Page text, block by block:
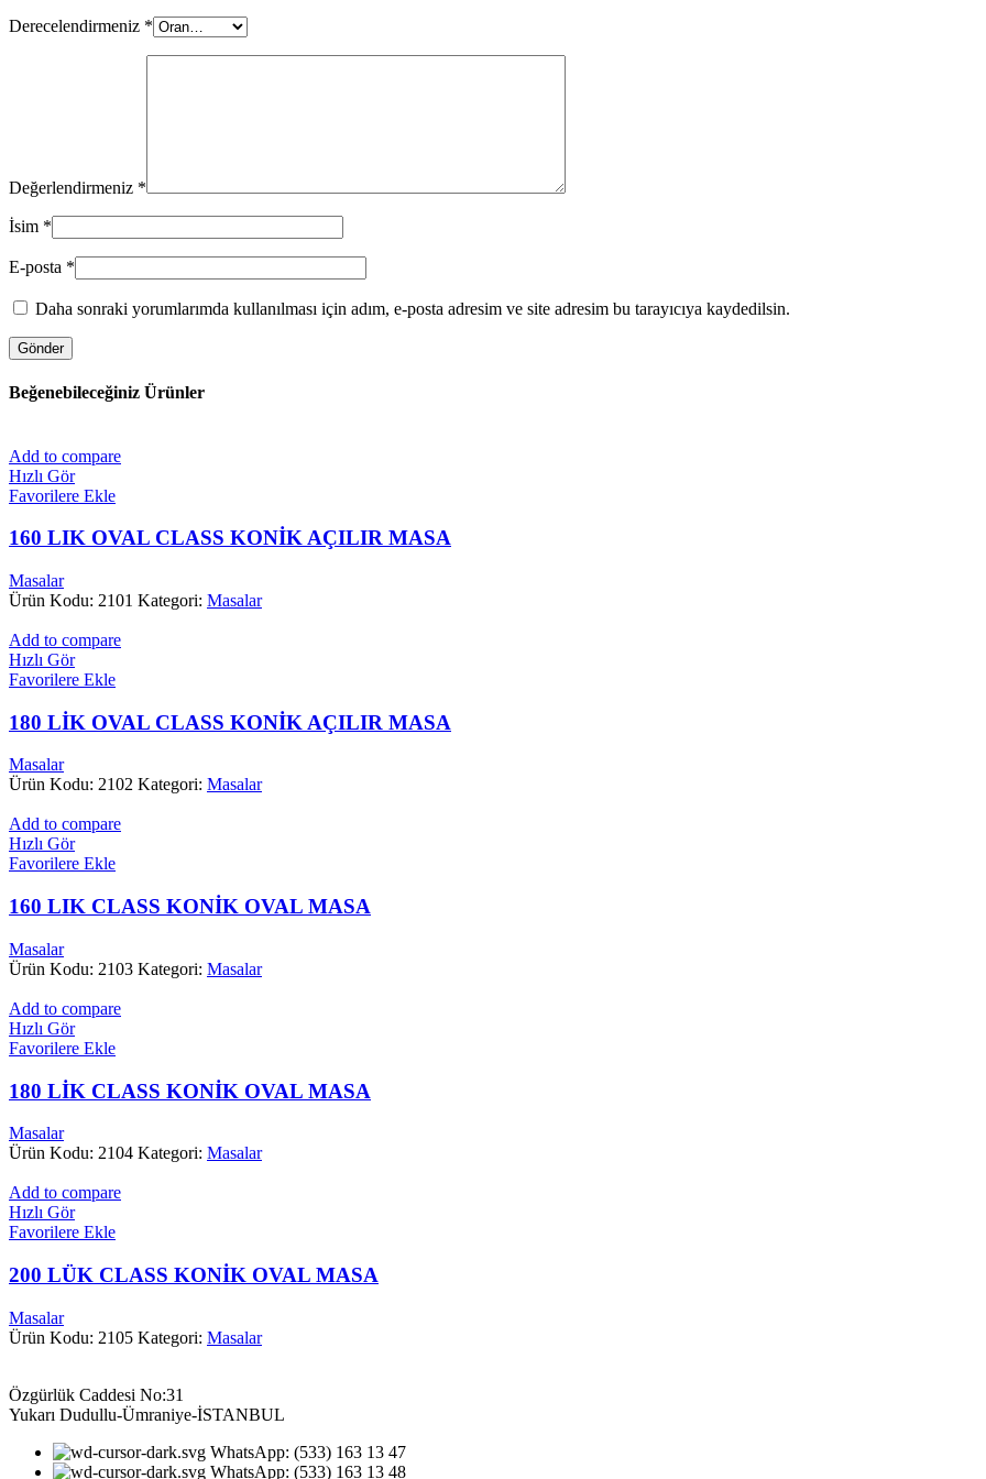
Derecelendirmeniz *
Değerlendirmeniz *
İsim *
E-posta *
Daha sonraki yorumlarımda kullanılması için adım, e-posta adresim ve site adresim bu tarayıcıya kaydedilsin.
Beğenebileceğiniz Ürünler
Add to compare
Hızlı Gör
Favorilere Ekle
160 LIK OVAL CLASS KONİK AÇILIR MASA
Masalar
Ürün Kodu: 2101 Kategori: Masalar
Add to compare
Hızlı Gör
Favorilere Ekle
180 LİK OVAL CLASS KONİK AÇILIR MASA
Masalar
Ürün Kodu: 2102 Kategori: Masalar
Add to compare
Hızlı Gör
Favorilere Ekle
160 LIK CLASS KONİK OVAL MASA
Masalar
Ürün Kodu: 2103 Kategori: Masalar
Add to compare
Hızlı Gör
Favorilere Ekle
180 LİK CLASS KONİK OVAL MASA
Masalar
Ürün Kodu: 2104 Kategori: Masalar
Add to compare
Hızlı Gör
Favorilere Ekle
200 LÜK CLASS KONİK OVAL MASA
Masalar
Ürün Kodu: 2105 Kategori: Masalar
Özgürlük Caddesi No:31
Yukarı Dudullu-Ümraniye-İSTANBUL
WhatsApp: (533) 163 13 47
WhatsApp: (533) 163 13 48